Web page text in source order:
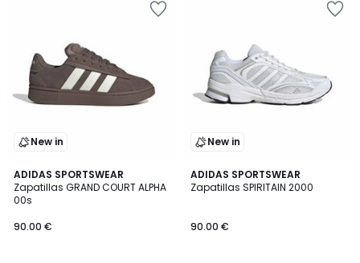
New in
ADIDAS SPORTSWEAR
Zapatillas GRAND COURT ALPHA
00s
90.00 €
4,9
/ 5
New in
ADIDAS SPORTSWEAR
Zapatillas SPIRITAIN 2000
90.00 €
4,8
/ 5
3
Colores